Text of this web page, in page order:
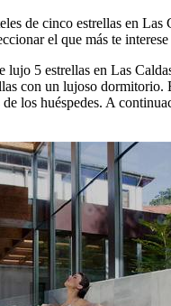
de cinco estrellas en
el que más te
5 estrellas en Las
con un lujoso
los huéspedes. A